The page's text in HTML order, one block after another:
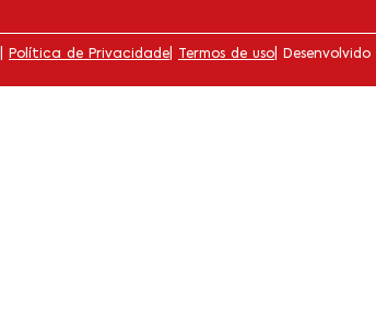
Política de Privacidade Termos de uso |